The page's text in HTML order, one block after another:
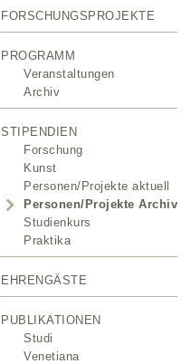
FORSCHUNGSPROJEKTE
PROGRAMM
Veranstaltungen
Archiv
STIPENDIEN
Forschung
Kunst
Personen/Projekte aktuell
Personen/Projekte Archiv
Studienkurs
Praktika
EHRENGÄSTE
PUBLIKATIONEN
Studi
Venetiana